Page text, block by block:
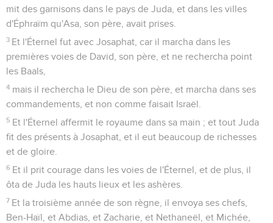
mit des garnisons dans le pays de Juda, et dans les villes
d'Éphraïm qu'Asa, son père, avait prises.
3 Et l'Éternel fut avec Josaphat, car il marcha dans les
premières voies de David, son père, et ne rechercha point
les Baals,
4 mais il rechercha le Dieu de son père, et marcha dans ses
commandements, et non comme faisait Israël.
5 Et l'Éternel affermit le royaume dans sa main ; et tout Juda
fit des présents à Josaphat, et il eut beaucoup de richesses
et de gloire.
6 Et il prit courage dans les voies de l'Éternel, et de plus, il
ôta de Juda les hauts lieux et les ashères.
7 Et la troisième année de son règne, il envoya ses chefs,
Ben-Haïl, et Abdias, et Zacharie, et Nethaneël, et Michée,